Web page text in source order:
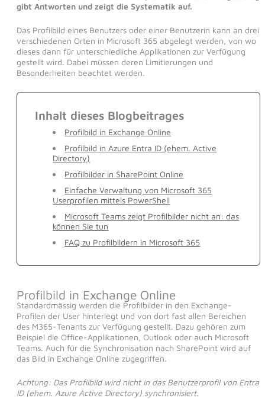
gibt Antworten und zeigt die Systematik auf.
Das Profilbild eines Benutzers oder einer Benutzerin kann an drei
verschiedenen Orten in Microsoft 365 abgelegt werden, von wo
dieses dann für unterschiedliche Applikationen zur Verfügung
gestellt wird. Dabei müssen deren Limitierungen und
Besonderheiten beachtet werden.
Inhalt dieses Blogbeitrages
Profilbild in Exchange Online
Profilbild in Azure Entra ID (ehem. Active
Directory)
Profilbilder in SharePoint Online
Einfache Verwaltung von Microsoft 365
Userprofilen mittels PowerShell
Microsoft Teams zeigt Profilbilder nicht an: das
können Sie tun
FAQ zu Profilbildern in Microsoft 365
Profilbild in Exchange Online
Standardmässig werden die Profilbilder in den Exchange-
Profilen der User hinterlegt und von dort fast allen Bereichen
des M365-Tenants zur Verfügung gestellt. Dazu gehören zum
Beispiel die Office-Applikationen, Outlook oder auch Microsoft
Teams. Auch für die Synchronisation nach SharePoint wird auf
das Bild in Exchange Online zugegriffen.
Achtung: Das Profilbild wird nicht in das Benutzerprofil von Entra
ID (ehem. Azure Active Directory) synchronisiert.